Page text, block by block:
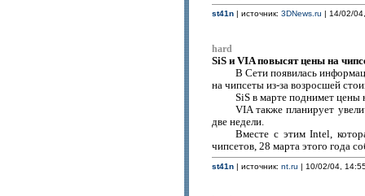
st41n| источник: 3DNews.ru | 14/02/
hard
SiS и VIA повысят цены на
В Сети появилась
на чипсеты из-за возросшей
SiS в марте поднимет цены
VIA также планирует
две недели.
Вместе с этим Intel,
чипсетов, 28 марта этого года
st41n| источник: nt.ru | 10/02/04,